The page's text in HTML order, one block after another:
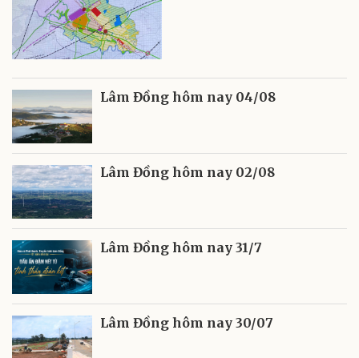
Lâm Đồng hôm nay 04/08
Lâm Đồng hôm nay 02/08
Lâm Đồng hôm nay 31/7
Lâm Đồng hôm nay 30/07